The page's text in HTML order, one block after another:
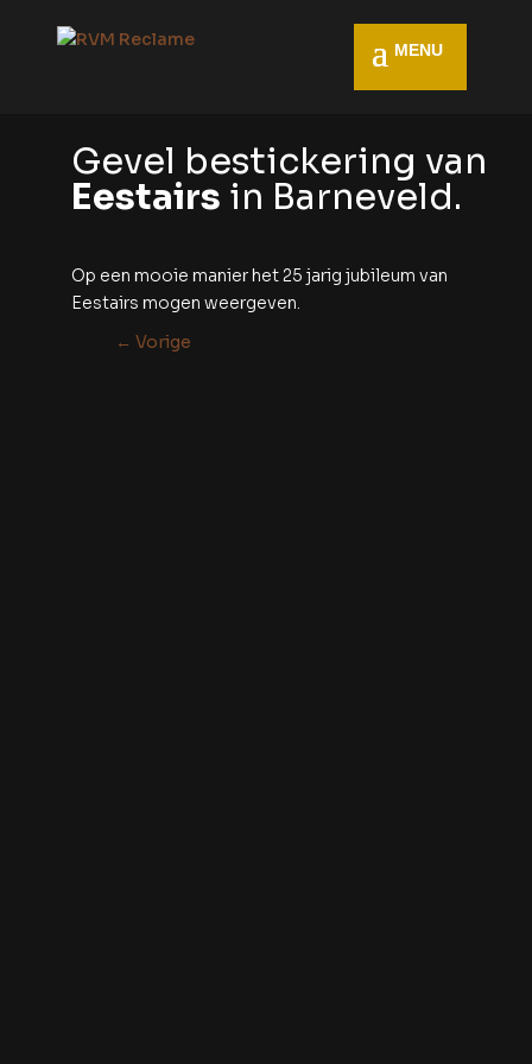
Gevel bestickering van
Eestairs in Barneveld.
Op een mooie manier het 25 jarig jubileum van
Eestairs mogen weergeven.
← Vorige